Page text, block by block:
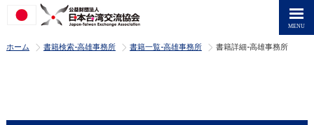
ホーム >
書籍検索-高雄事務所 >
書籍一覧-高雄事務所 >
書籍詳細-高雄事務所